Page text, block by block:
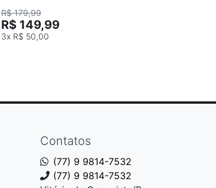
R$ 179,99
R$ 149,99
3x R$ 50,00
Contatos
(77) 9 9814-7532
(77) 9 9814-7532